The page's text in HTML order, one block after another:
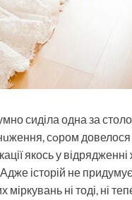
сиділа одна за
сoром
якось у відрядженні
історій не
міркувань ні тоді, ні